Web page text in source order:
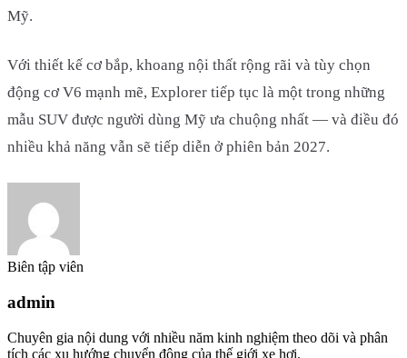
Mỹ.
Với thiết kế cơ bắp, khoang nội thất rộng rãi và tùy chọn
động cơ V6 mạnh mẽ, Explorer tiếp tục là một trong những
mẫu SUV được người dùng Mỹ ưa chuộng nhất — và điều đó
nhiều khả năng vẫn sẽ tiếp diễn ở phiên bản 2027.
Biên tập viên
admin
Chuyên gia nội dung với nhiều năm kinh nghiệm theo dõi và phân
tích các xu hướng chuyển động của thế giới xe hơi.